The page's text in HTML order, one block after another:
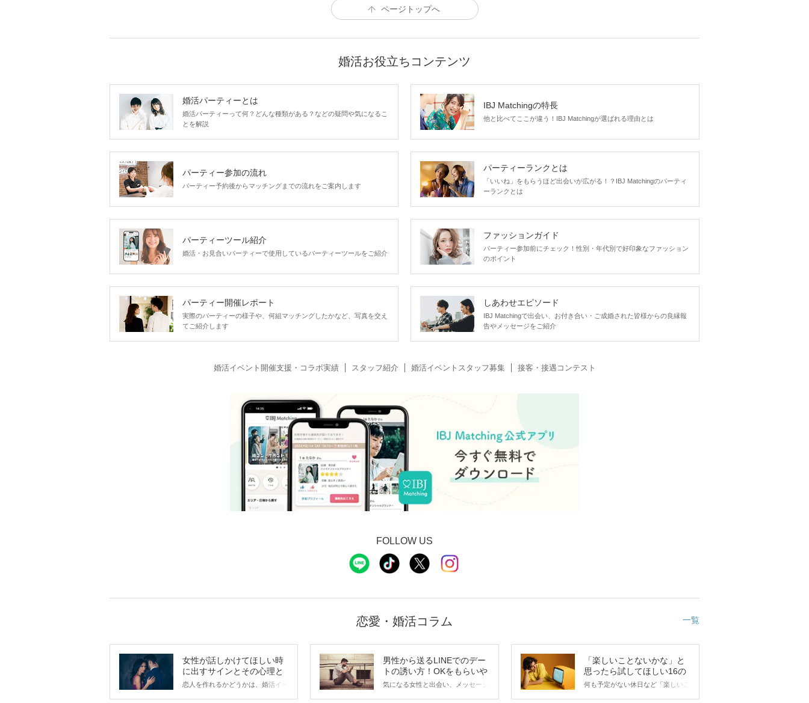
ページトップへ
婚活お役立ちコンテンツ
婚活パーティーとは
婚活パーティーって何？どんな種類がある？などの疑問や気になるこ
とを解説
IBJ Matchingの特長
他と比べてここが違う！IBJ Matchingが選ばれる理由とは
パーティー参加の流れ
パーティー予約後からマッチングまでの流れをご案内します
パーティーランクとは
「いいね」をもらうほど出会いが広がる！？IBJ Matchingのパーティ
ーランクとは
パーティーツール紹介
婚活・お見合いパーティーで使用しているパーティーツールをご紹介
ファッションガイド
パーティー参加前にチェック！性別・年代別で好印象なファッション
のポイント
パーティー開催レポート
実際のパーティーの様子や、何組マッチングしたかなど、写真を交え
てご紹介します
しあわせエピソード
IBJ Matchingで出会い、お付き合い・ご成婚された皆様からの良縁報
告やメッセージをご紹介
婚活イベント開催支援・コラボ実績 スタッフ紹介 婚活イベントスタッフ募集 接客・接遇コンテスト
FOLLOW US
恋愛・婚活コラム 一覧
女性が話しかけてほしい時
に出すサインとその心理と
は？
恋人を作れるかどうかは、婚活イベ
男性から送るLINEでのデー
トの誘い方！OKをもらいや
すいメッセージのコツは？
気になる女性と出会い、メッセージ
「楽しいことないかな」と
思ったら試してほしい16の
こと
何も予定がない休日など「楽しいこ